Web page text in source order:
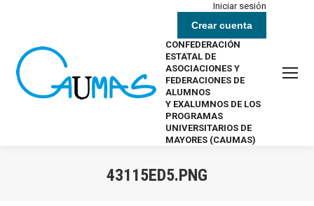
Iniciar sesión
Crear cuenta
CONFEDERACIÓN
ESTATAL DE
ASOCIACIONES Y
FEDERACIONES DE
ALUMNOS
Y EXALUMNOS DE LOS
PROGRAMAS
UNIVERSITARIOS DE
MAYORES (CAUMAS)
43115ED5.PNG